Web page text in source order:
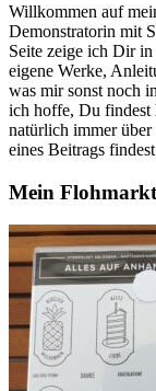
Willkommen auf
Demonstratorin mit
Seite zeige ich Dir
eigene Werke,
was mir sonst noch
ich hoffe, Du findest
natürlich immer
eines Beitrags
Mein Flohmarkt